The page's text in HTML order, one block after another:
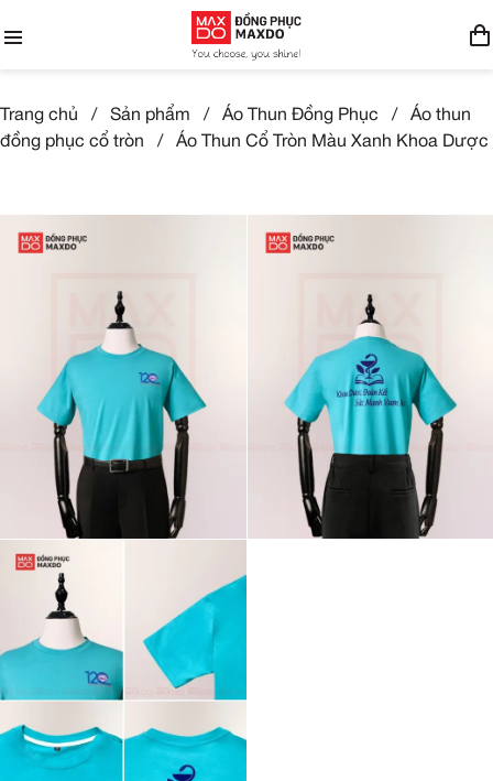
Trang chủ / Sản phẩm / Áo Thun Đồng Phục /
Áo thun
đồng phục cổ tròn
/ Áo Thun Cổ Tròn Màu Xanh Khoa Dược